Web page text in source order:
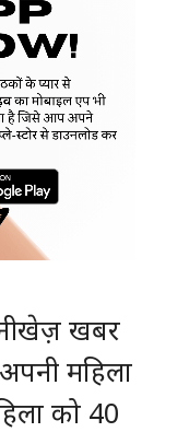
खबर
महिला
को 40